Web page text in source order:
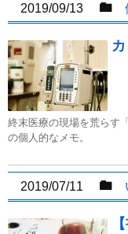
2019/09/13
終末医療の現場を荒らす
の個人的なメモ。
2019/07/11